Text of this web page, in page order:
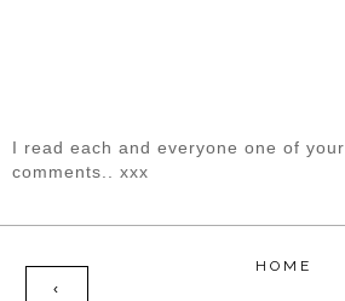
I read each and everyone one of your
comments.. xxx
‹
HOME